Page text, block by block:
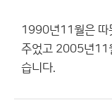
1990년11월은 따
주었고 2005년11
습니다.